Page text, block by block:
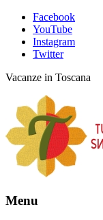
Facebook
YouTube
Instagram
Twitter
Vacanze in Toscana
Menu